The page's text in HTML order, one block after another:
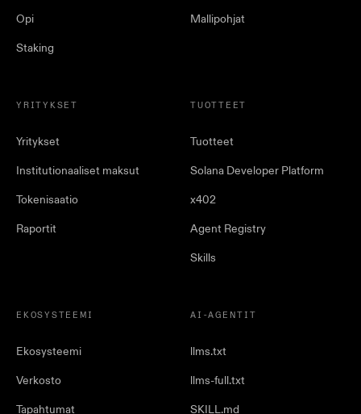
Opi
Staking
Mallipohjat
YRITYKSET
Yritykset
Institutionaaliset maksut
Tokenisaatio
Raportit
TUOTTEET
Tuotteet
Solana Developer Platform
x402
Agent Registry
Skills
EKOSYSTEEMI
Ekosysteemi
Verkosto
Tapahtumat
AI-AGENTIT
llms.txt
llms-full.txt
SKILL.md